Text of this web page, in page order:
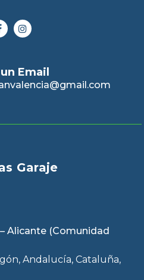
Email
Garaje
Alicante (Comunidad
Andalucía, Cataluña,